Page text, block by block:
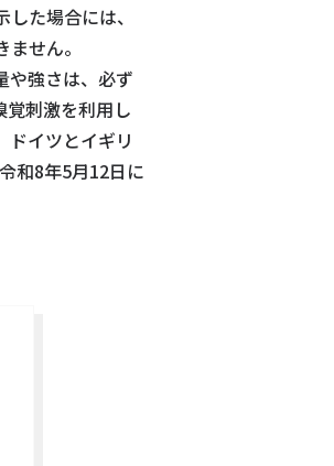
た場合には、
せん。
や強さは、必ず
覚刺激を利用し
ドイツとイギリ
和8年5月12日に